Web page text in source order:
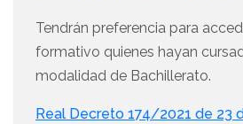
Tendrán preferencia para
formativo quienes hayan
modalidad de Bachillerato.
Real Decreto 174/2021 de 23